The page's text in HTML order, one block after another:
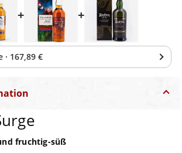
+ +
· 167,89 €
fruchtig-süß